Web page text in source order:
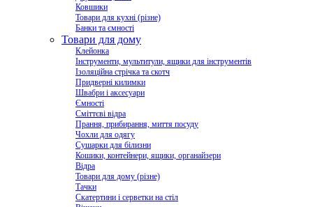
Ковшики
Товари для кухні (різне)
Банки та ємності
Товари для дому
Клейонка
Інструменти, мультитули, ящики для інструментів
Ізоляційна стрічка та скотч
Придверні килимки
Швабри і аксесуари
Ємності
Сміттєві відра
Прання, прибирання, миття посуду
Чохли для одягу
Сушарки для білизни
Кошики, контейнери, ящики, органайзери
Відра
Товари для дому (різне)
Тачки
Скатертини і серветки на стіл